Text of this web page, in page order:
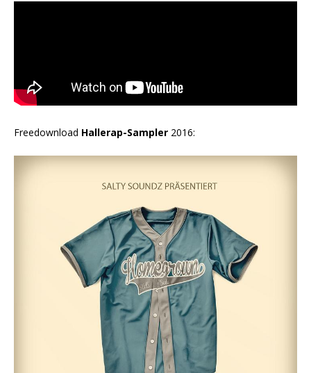
Freedownload Hallerap-Sampler 2016: